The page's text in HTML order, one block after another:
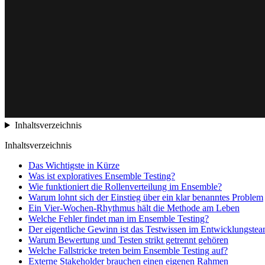
Inhaltsverzeichnis
Inhaltsverzeichnis
Das Wichtigste in Kürze
Was ist exploratives Ensemble Testing?
Wie funktioniert die Rollenverteilung im Ensemble?
Warum lohnt sich der Einstieg über ein klar benanntes Problem
Ein Vier-Wochen-Rhythmus hält die Methode am Leben
Welche Fehler findet man im Ensemble Testing?
Der eigentliche Gewinn ist das Testwissen im
Warum Bewertung und Testen strikt getrennt gehören
Welche Fallstricke treten beim Ensemble Testing auf?
Externe Stakeholder brauchen einen eigenen Rahmen